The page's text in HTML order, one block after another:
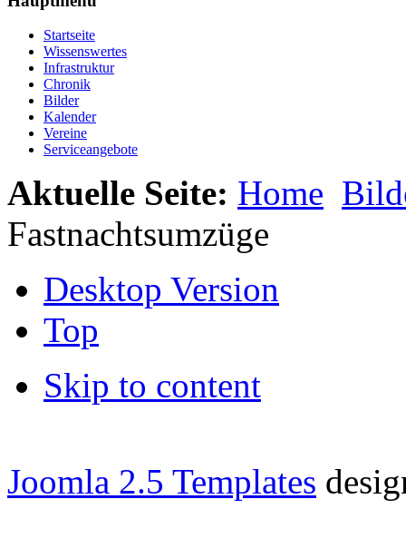
Startseite
Wissenswertes
Infrastruktur
Chronik
Bilder
Kalender
Vereine
Serviceangebote
Aktuelle Seite: Home
Fastnachtsumzüge
Desktop Version
Top
Skip to content
Joomla 2.5 Templates